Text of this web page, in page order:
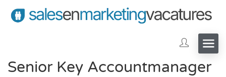
Senior Key Accountmanager